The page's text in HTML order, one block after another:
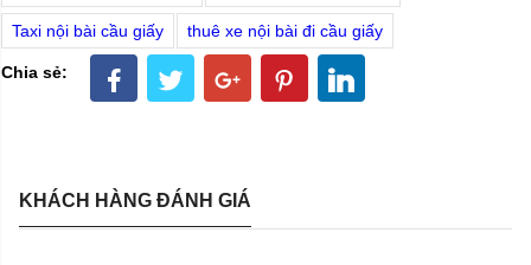
Taxi nội bài cầu giấy thuê xe nội bài đi cầu giấy
Chia sẻ:
KHÁCH HÀNG ĐÁNH GIÁ